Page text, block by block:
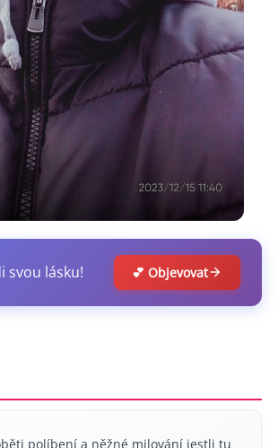
svou lásku! 💕 Objevovat
políbení a něžné milování jestli tu